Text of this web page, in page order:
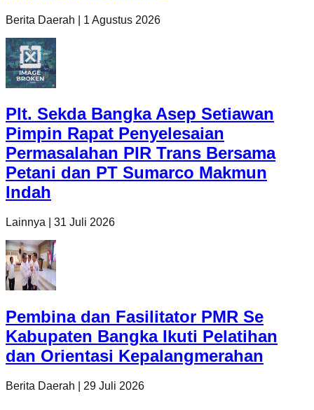
Berita Daerah 1 Agustus 2026
Plt. Sekda Bangka Asep Setiawan
Pimpin Rapat Penyelesaian
Permasalahan PIR Trans Bersama
Petani dan PT Sumarco Makmun
Indah
Lainnya 31 Juli 2026
Pembina dan Fasilitator PMR Se
Kabupaten Bangka Ikuti Pelatihan
dan Orientasi Kepalangmerahan
Berita Daerah 29 Juli 2026